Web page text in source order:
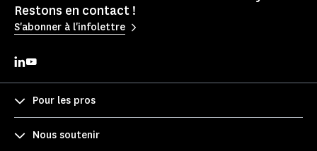
Restons en contact !
S'abonner à l'infolettre
Pour les pros
Nous soutenir